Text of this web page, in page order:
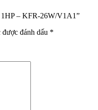
– KFR-26W/V1A1”
đánh dấu *